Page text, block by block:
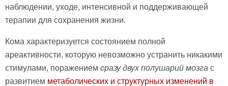
наблюдении, уходе, интенсивной и поддерживающей
терапии для сохранения жизни.
Кома характеризуется состоянием полной
ареактивности, которую невозможно устранить никакими
стимулами, поражением сразу двух полушарий мозга с
развитием метаболических и структурных изменений в